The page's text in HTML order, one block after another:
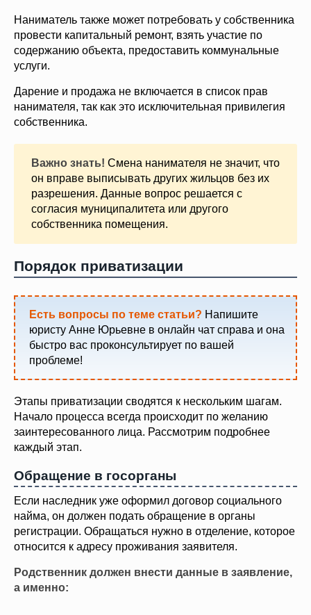
Наниматель также может потребовать у собственника
провести капитальный ремонт, взять участие по
содержанию объекта, предоставить коммунальные
услуги.
Дарение и продажа не включается в список прав
нанимателя, так как это исключительная привилегия
собственника.
Важно знать! Смена нанимателя не значит, что
он вправе выписывать других жильцов без их
разрешения. Данные вопрос решается с
согласия муниципалитета или другого
собственника помещения.
Порядок приватизации
Есть вопросы по теме статьи? Напишите
юристу Анне Юрьевне в онлайн чат справа и она
быстро вас проконсультирует по вашей
проблеме!
Этапы приватизации сводятся к нескольким шагам.
Начало процесса всегда происходит по желанию
заинтересованного лица. Рассмотрим подробнее
каждый этап.
Обращение в госорганы
Если наследник уже оформил договор социального
найма, он должен подать обращение в органы
регистрации. Обращаться нужно в отделение, которое
относится к адресу проживания заявителя.
Родственник должен внести данные в заявление,
а именно: